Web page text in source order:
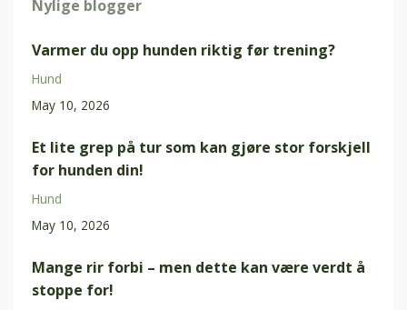
Nylige blogger
Varmer du opp hunden riktig før trening?
Hund
May 10, 2026
Et lite grep på tur som kan gjøre stor forskjell
for hunden din!
Hund
May 10, 2026
Mange rir forbi – men dette kan være verdt å
stoppe for!